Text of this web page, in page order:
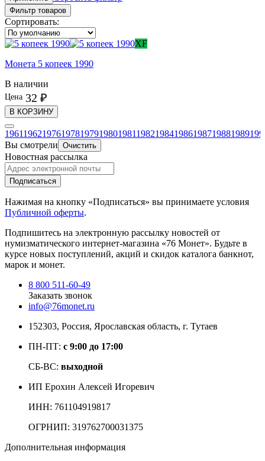
Фильтр товаров
Сортировать:
XF
Монета 5 копеек 1990
В наличии
Цена 32 ₽
В КОРЗИНУ
1961196219761978197919801981198219841986198719881989
Вы смотрели Очистить
Новостная рассылка
Подписаться
Нажимая на кнопку «Подписаться» вы принимаете условия
Публичной оферты.
Подпишитесь на электронную рассылку новостей от
нумизматического интернет-магазина «76 Монет». Будьте в
курсе новых поступлений, акций и скидок каталога банкнот,
марок и монет.
8 800 511-60-49
Заказать звонок
info@76monet.ru
152303, Россия, Ярославская область, г. Тутаев
ПН-ПТ: с 9:00 до 17:00
СБ-ВС: выходной
ИП Ерохин Алексей Игоревич
ИНН: 761104919817
ОГРНИП: 319762700031375
Дополнительная информация